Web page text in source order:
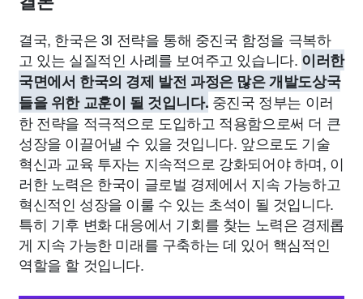
결국, 한국은 3I 전략을 통해 중진국 함정을 극복하
고 있는 실질적인 사례를 보여주고 있습니다. 이러한
국면에서 한국의 경제 발전 과정은 많은 개발도상국
들을 위한 교훈이 될 것입니다. 중진국 정부는 이러
한 전략을 적극적으로 도입하고 적용함으로써 더 큰
성장을 이끌어낼 수 있을 것입니다. 앞으로도 기술
혁신과 교육 투자는 지속적으로 강화되어야 하며, 이
러한 노력은 한국이 글로벌 경제에서 지속 가능하고
혁신적인 성장을 이룰 수 있는 초석이 될 것입니다.
특히 기후 변화 대응에서 기회를 찾는 노력은 경제롭
게 지속 가능한 미래를 구축하는 데 있어 핵심적인
역할을 할 것입니다.